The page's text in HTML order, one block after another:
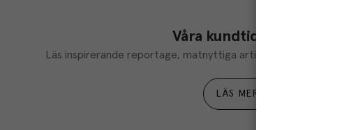
Våra kundtidningar
Läs inspirerande reportage, matnyttiga artiklar och ta del av
LÄS MER